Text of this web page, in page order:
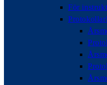
För